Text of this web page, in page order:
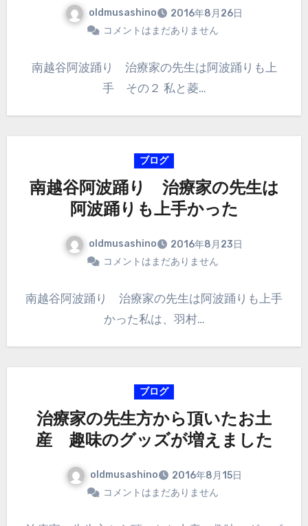
oldmusashino
2016年8月26日
コメントはまだありません
南越谷阿波踊り 治療家の先生は阿波踊りも上
手 その２ 私と菱…
ブログ
南越谷阿波踊り 治療家の先生は
阿波踊りも上手かった
oldmusashino
2016年8月23日
コメントはまだありません
南越谷阿波踊り 治療家の先生は阿波踊りも上手
かった私は、羽村…
ブログ
治療家の先生方から頂いたお土
産 趣味のグッズが増えました
oldmusashino
2016年8月15日
コメントはまだありません